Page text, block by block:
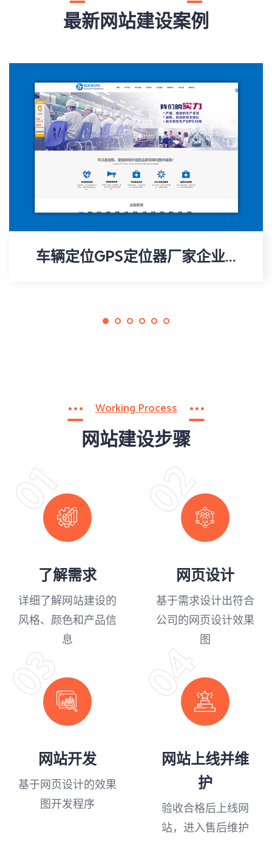
最新网站建设案例
车辆定位GPS定位器厂家企业...
Working Process
网站建设步骤
01
了解需求
详细了解网站建设的
风格、颜色和产品信
息
02
网页设计
基于需求设计出符合
公司的网页设计效果
图
03
网站开发
基于网页设计的效果
图开发程序
04
网站上线并维
护
验收合格后上线网
站，进入售后维护